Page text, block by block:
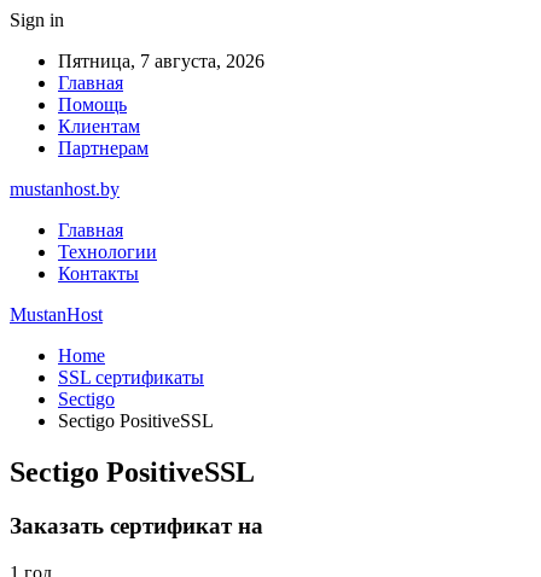
Sign in
Пятница, 7 августа, 2026
Главная
Помощь
Клиентам
Партнерам
mustanhost.by
Главная
Технологии
Контакты
MustanHost
Home
SSL сертификаты
Sectigo
Sectigo PositiveSSL
Sectigo PositiveSSL
Заказать сертификат на
1 год